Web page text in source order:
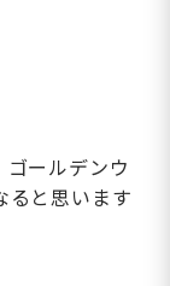
ゴールデンウ
ると思います